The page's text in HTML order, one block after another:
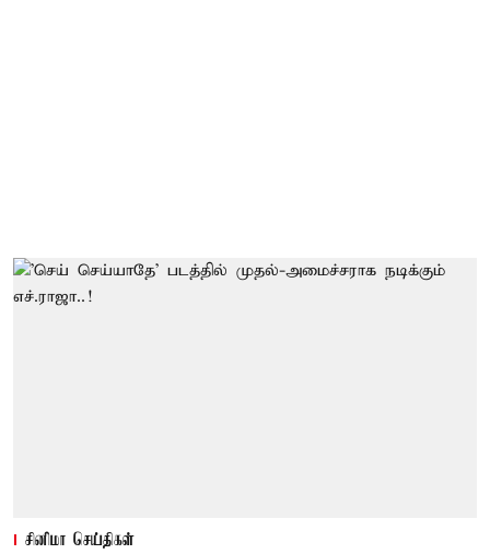
சினிமா செய்திகள்